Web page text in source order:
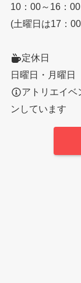
10：00～16：00
(土曜日は17：
定休日
日曜日・月曜日
アトリエイベ
ンしています